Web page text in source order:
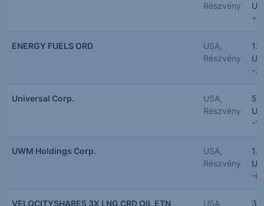
Részvény
ENERGY FUELS ORD
USA,
Részvény
-
Universal Corp.
USA,
Részvény
-
UWM Holdings Corp.
USA,
Részvény
-
VELOCITYSHARES 3X LNG CRD OIL ETN USA,